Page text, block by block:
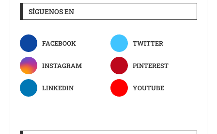
SÍGUENOS EN
FACEBOOK TWITTER
INSTAGRAM PINTEREST
LINKEDIN YOUTUBE